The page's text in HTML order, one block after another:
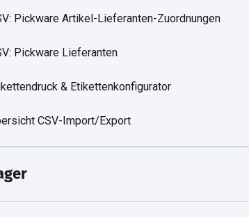
Pickware Artikel-Lieferanten-Zuordnungen
Pickware Lieferanten
& Etikettenkonfigurator
CSV-Import/Export